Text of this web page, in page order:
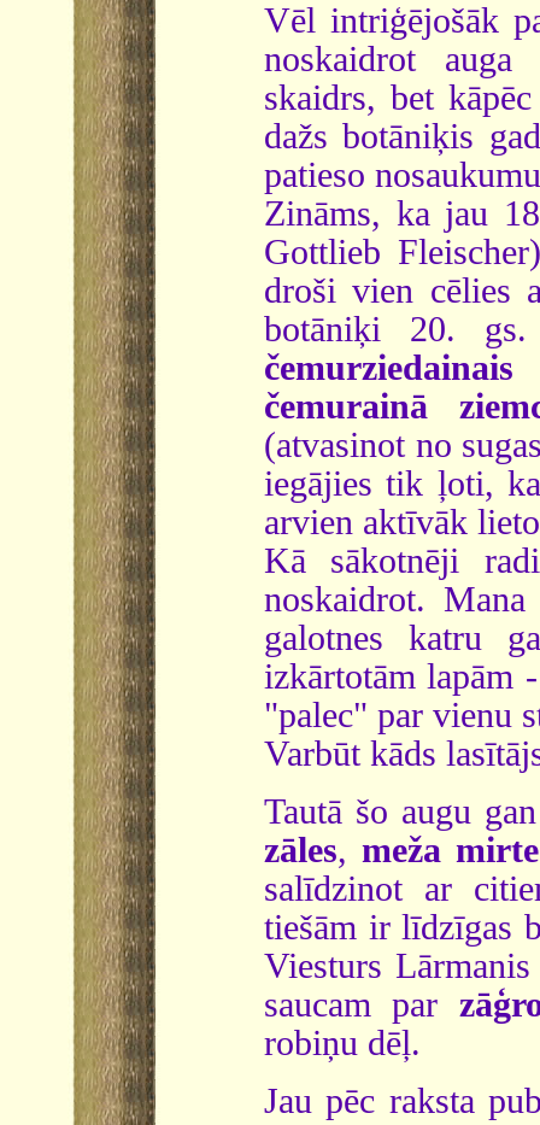
Vēl intriģējošāk
noskaidrot
skaidrs, bet
dažs botāniķis
patieso
Zināms, ka jau
Gottlieb
droši vien cēlies
botāniķi 20. gs.
čemurainā
(atvasinot no
iegājies tik ļoti,
arvien aktīvāk
Kā sākotnēji
noskaidrot.
galotnes katru
izkārtotām lapām
"palec" par vienu
Varbūt kāds
Tautā šo augu
zāles, meža mirte
salīdzinot ar
tiešām ir līdzīgas
Viesturs
saucam par
robiņu dēļ.
Jau pēc raksta